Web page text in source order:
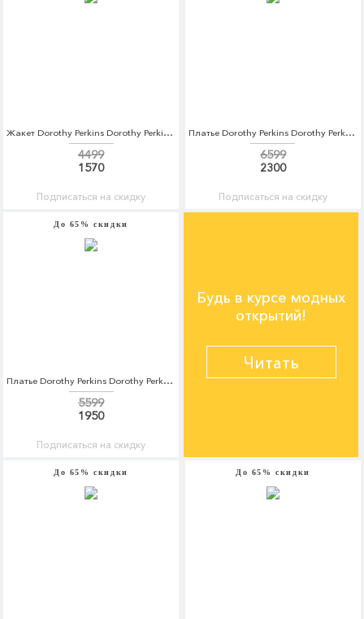
Жакет Dorothy Perkins Dorothy Perkins DO005EWBTNX8
4499
1570
Подписаться на скидку
Платье Dorothy Perkins Dorothy Perkins DO005EWCXLK6
6599
2300
Подписаться на скидку
До 65% скидки
Платье Dorothy Perkins Dorothy Perkins DO005EWBLXP5
5599
1950
Подписаться на скидку
Будь в курсе модных
открытий!
Читать
До 65% скидки До 65% скидки